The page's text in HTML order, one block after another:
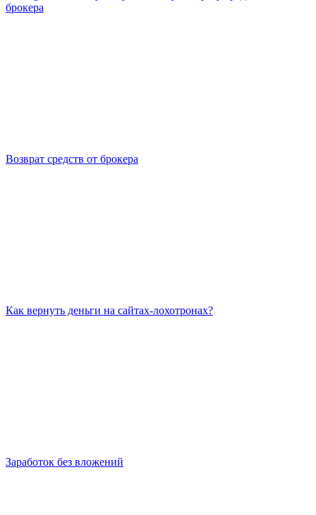
брокера
Возврат средств от брокера
Как вернуть деньги на сайтах-лохотронах?
Заработок без вложений